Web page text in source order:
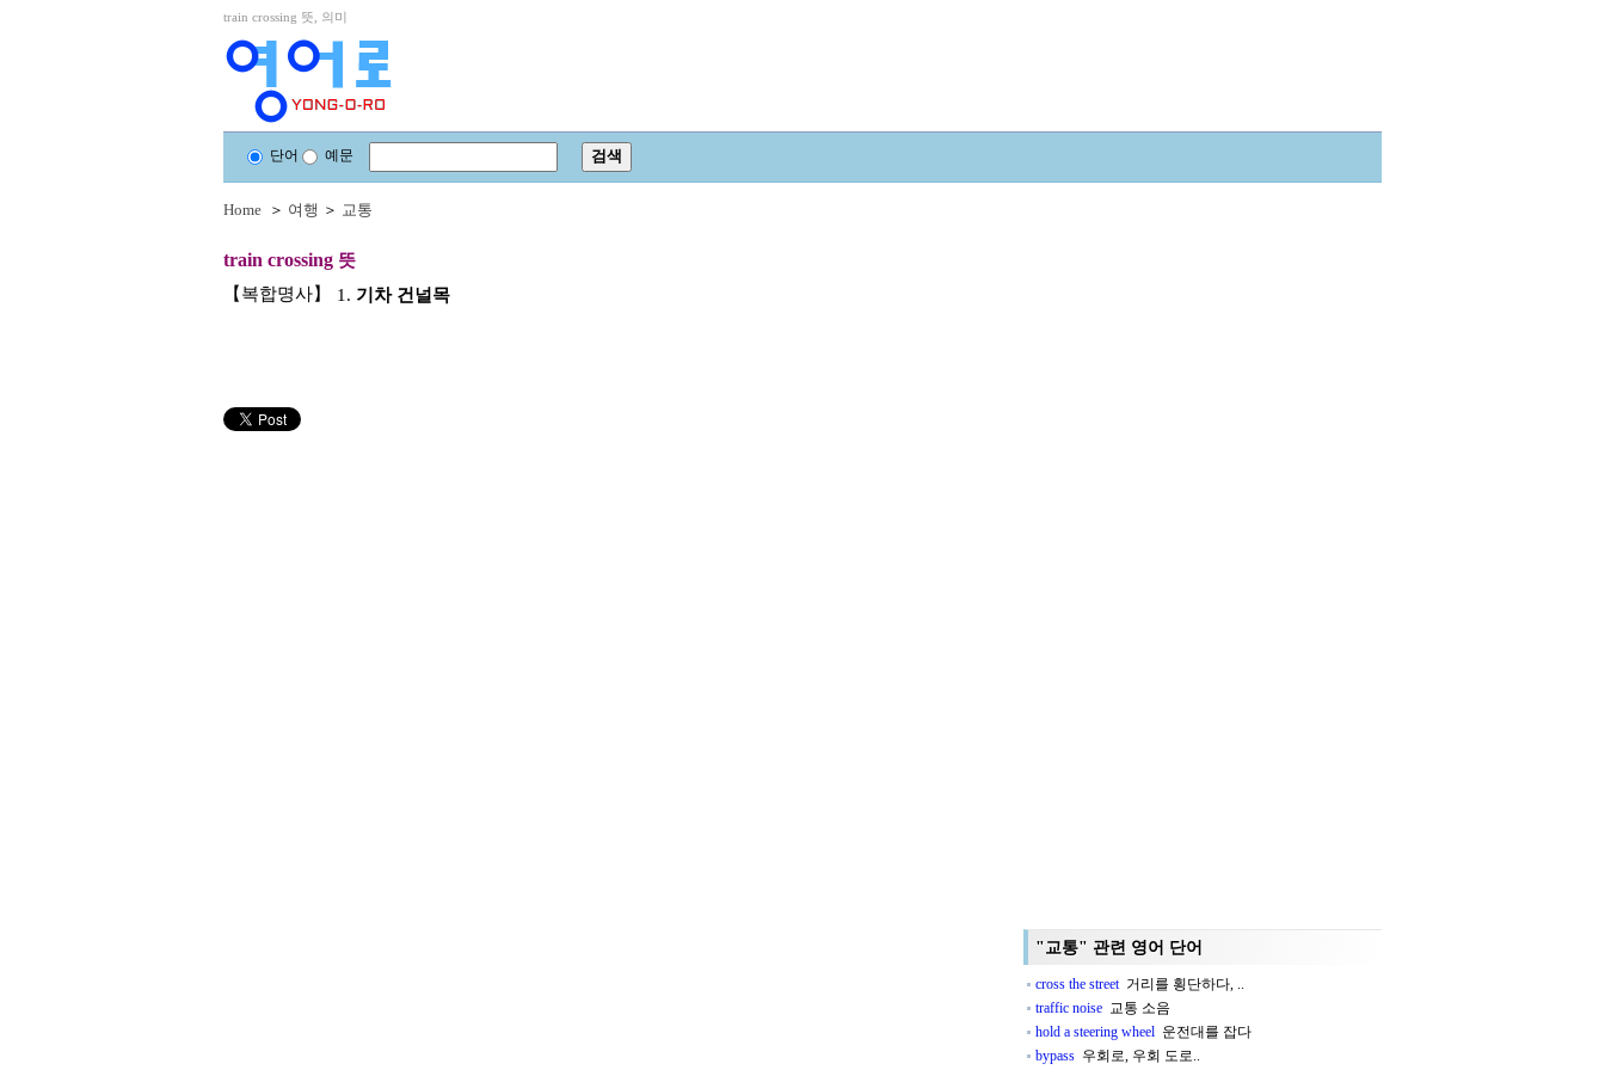
train crossing 뜻, 의미
단어 예문
Home ＞ 여행 ＞ 교통
train crossing 뜻
【복합명사】
1. 기차 건널목
"교통" 관련 영어 단어
cross the street거리를 횡단하다, ..
traffic noise 교통 소음
hold a steering wheel 운전대를 잡다
bypass 우회로, 우회 도로..